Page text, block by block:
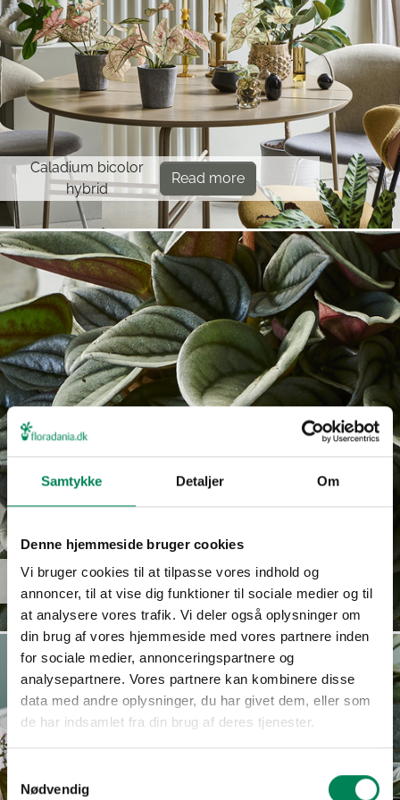
Samtykke Detaljer Om
Denne hjemmeside bruger cookies
Vi bruger cookies til at tilpasse vores indhold og
annoncer, til at vise dig funktioner til sociale medier og til
at analysere vores trafik. Vi deler også oplysninger om
din brug af vores hjemmeside med vores partnere inden
for sociale medier, annonceringspartnere og
analysepartnere. Vores partnere kan kombinere disse
data med andre oplysninger, du har givet dem, eller som
de har indsamlet fra din brug af deres tjenester.
Samtykkevalg
Nødvendig
Caladium bicolor
hybrid
Read more
Peperomia caperata Read more